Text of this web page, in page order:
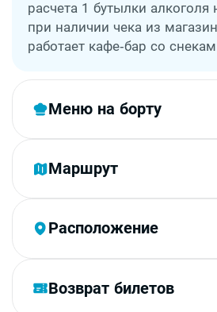
расчета 1 бутылки
при наличии чека из
работает кафе-бар со
Меню на борту
Маршрут
Расположение
Возврат билетов